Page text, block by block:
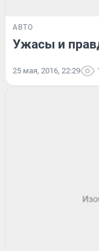
АВТО
Ужасы и
25 мая, 2016, 22:29